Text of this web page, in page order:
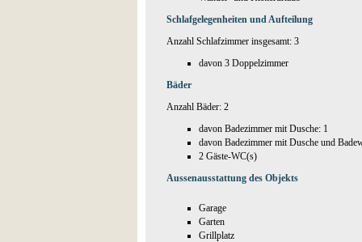
Schlafgelegenheiten und Aufteilung
Anzahl Schlafzimmer insgesamt: 3
davon 3 Doppelzimmer
Bäder
Anzahl Bäder: 2
davon Badezimmer mit Dusche: 1
davon Badezimmer mit Dusche und
2 Gäste-WC(s)
Aussenausstattung des Objekts
Garage
Garten
Grillplatz